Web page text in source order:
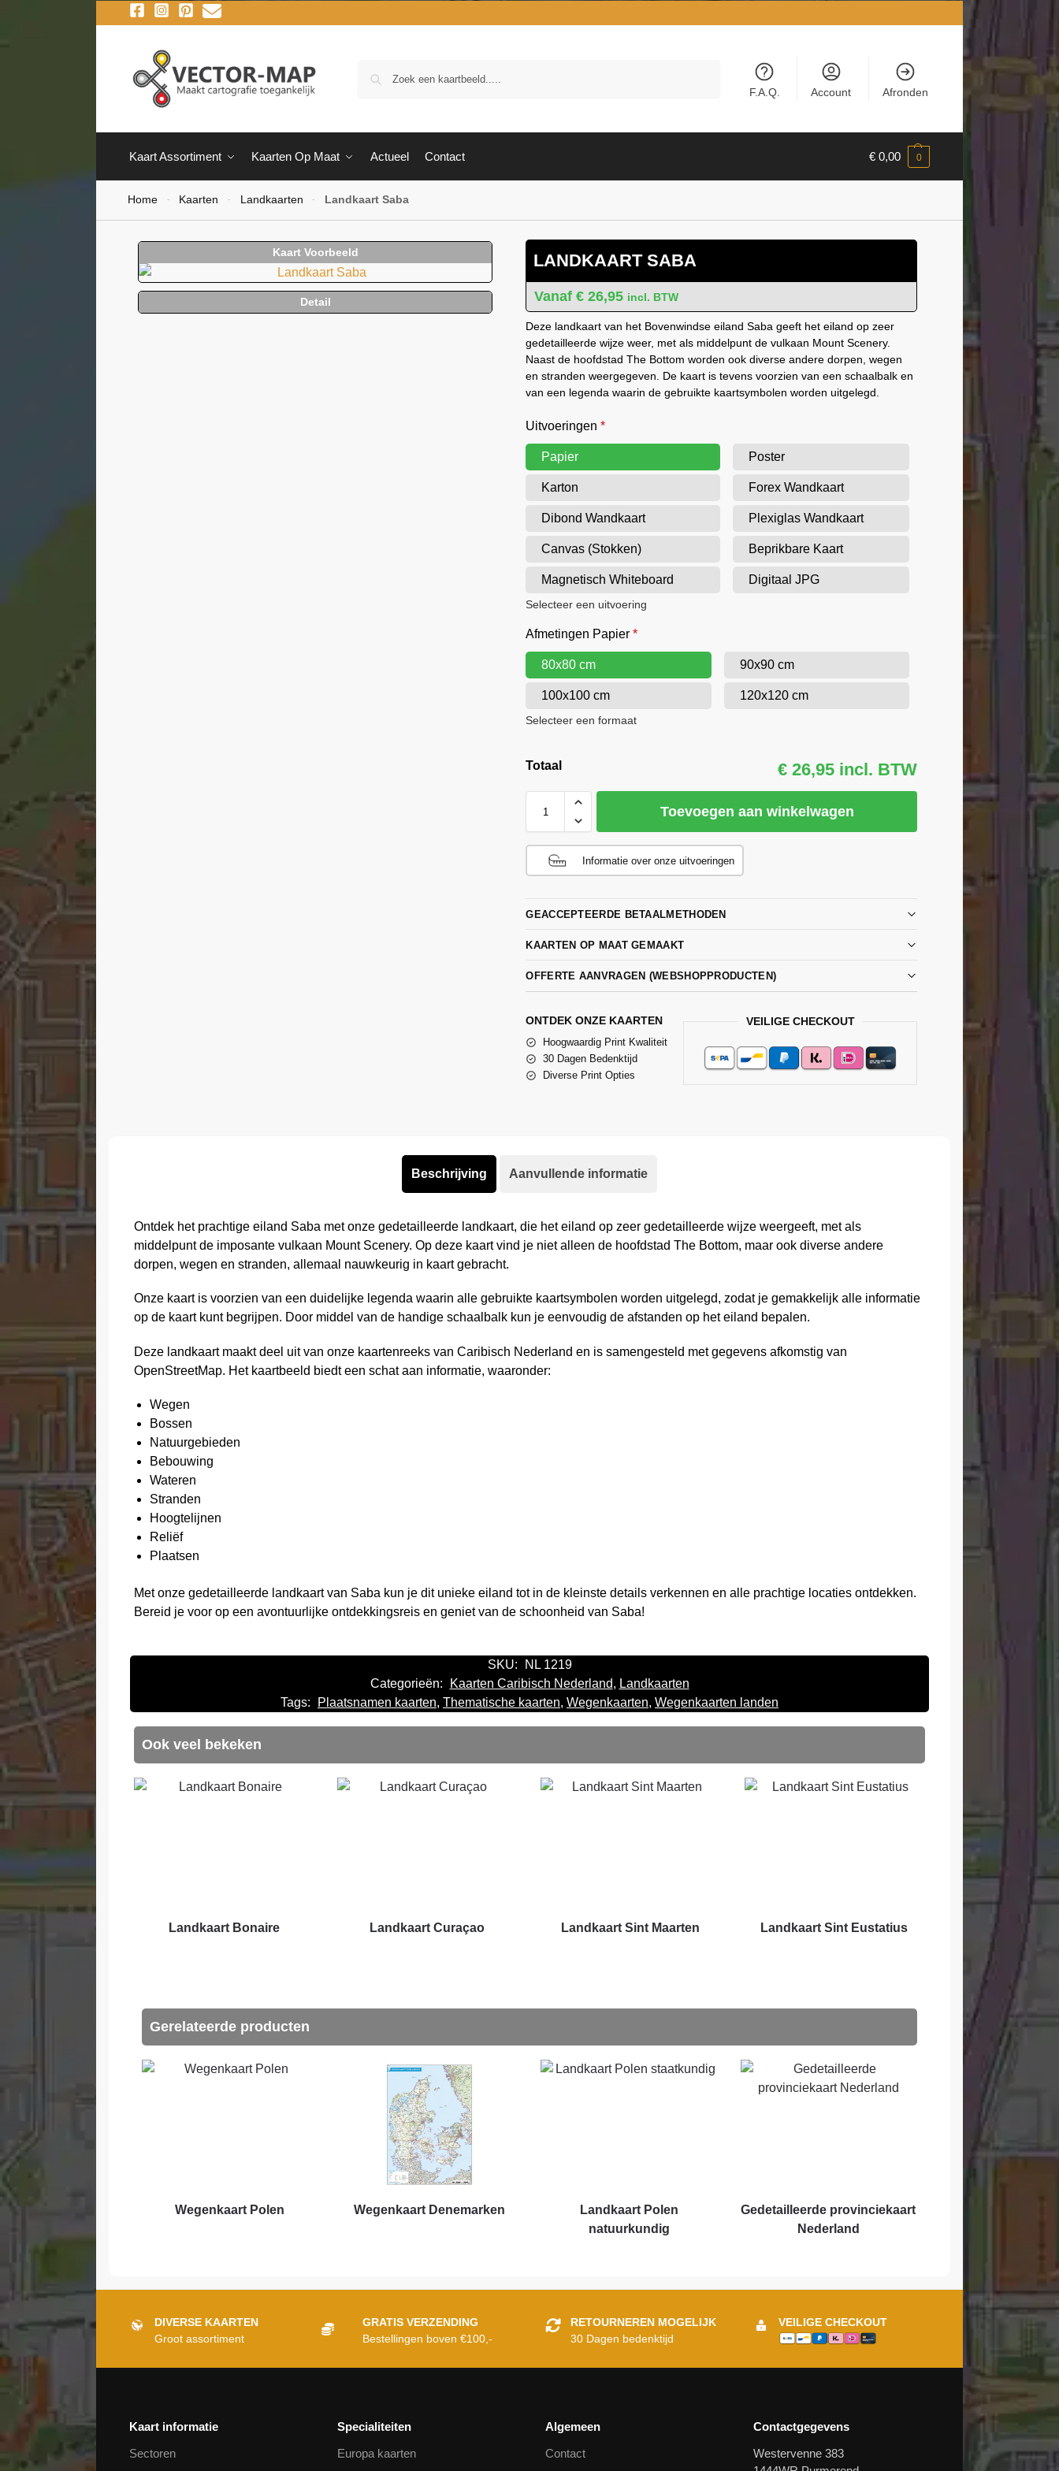
F.A.Q. Account Afronden
Kaart Assortiment Kaarten Op Maat Actueel Contact € 0,00 0
Home - Kaarten - Landkaarten - Landkaart Saba
LANDKAART SABA
€ 26,95 incl. BTW
Deze landkaart van het Bovenwindse eiland Saba geeft het eiland op zeer
gedetailleerde wijze weer, met als middelpunt de vulkaan Mount Scenery.
Naast de hoofdstad The Bottom worden ook diverse andere dorpen, wegen
en stranden weergegeven. De kaart is tevens voorzien van een schaalbalk en
van een legenda waarin de gebruikte kaartsymbolen worden uitgelegd.
Uitvoeringen *
Papier Poster
Karton Forex Wandkaart
Dibond Wandkaart Plexiglas Wandkaart
Canvas (Stokken) Beprikbare Kaart
Magnetisch Whiteboard Digitaal JPG
Selecteer een uitvoering
Afmetingen Papier *
80x80 cm 90x90 cm
100x100 cm 120x120 cm
Selecteer een formaat
Totaal € 26,95 incl. BTW
Toevoegen aan winkelwagen
Informatie over onze uitvoeringen
GEACCEPTEERDE BETAALMETHODEN
KAARTEN OP MAAT GEMAAKT
OFFERTE AANVRAGEN (WEBSHOPPRODUCTEN)
ONTDEK ONZE KAARTEN
Hoogwaardig Print Kwaliteit
30 Dagen Bedenktijd
Diverse Print Opties
VEILIGE CHECKOUT
Beschrijving Aanvullende informatie
Ontdek het prachtige eiland Saba met onze gedetailleerde landkaart, die het eiland op zeer gedetailleerde wijze weergeeft, met als
middelpunt de imposante vulkaan Mount Scenery. Op deze kaart vind je niet alleen de hoofdstad The Bottom, maar ook diverse andere
dorpen, wegen en stranden, allemaal nauwkeurig in kaart gebracht.
Onze kaart is voorzien van een duidelijke legenda waarin alle gebruikte kaartsymbolen worden uitgelegd, zodat je gemakkelijk alle informatie
op de kaart kunt begrijpen. Door middel van de handige schaalbalk kun je eenvoudig de afstanden op het eiland bepalen.
Deze landkaart maakt deel uit van onze kaartenreeks van Caribisch Nederland en is samengesteld met gegevens afkomstig van
OpenStreetMap. Het kaartbeeld biedt een schat aan informatie, waaronder:
Wegen
Bossen
Natuurgebieden
Bebouwing
Wateren
Stranden
Hoogtelijnen
Reliëf
Plaatsen
Met onze gedetailleerde landkaart van Saba kun je dit unieke eiland tot in de kleinste details verkennen en alle prachtige locaties ontdekken.
Bereid je voor op een avontuurlijke ontdekkingsreis en geniet van de schoonheid van Saba!
SKU:
NL 1219
Categorieën:
Kaarten Caribisch Nederland, Landkaarten
Tags:
Plaatsnamen kaarten, Thematische kaarten, Wegenkaarten, Wegenkaarten landen
Ook veel bekeken
Landkaart Bonaire Landkaart Curaçao Landkaart Sint Maarten Landkaart Sint Eustatius
Gerelateerde producten
Wegenkaart Polen Wegenkaart Denemarken
Landkaart Polen
natuurkundig
Gedetailleerde provinciekaart
Nederland
DIVERSE KAARTEN
Groot assortiment
GRATIS VERZENDING
Bestellingen boven €100,-
RETOURNEREN MOGELIJK
30 Dagen bedenktijd
VEILIGE CHECKOUT
Kaart informatie
Sectoren
Specialiteiten
Europa kaarten
Algemeen
Contact
Contactgegevens
Westervenne 383